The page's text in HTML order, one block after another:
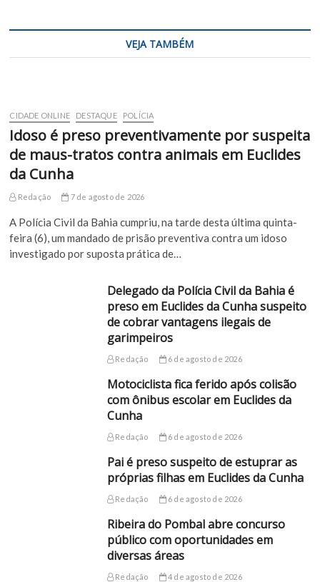
VEJA TAMBÉM
CIDADE ONLINE DESTAQUE POLÍCIA
Idoso é preso preventivamente por suspeita
de maus-tratos contra animais em Euclides
da Cunha
Redação 7 de agosto de 2026
A Polícia Civil da Bahia cumpriu, na tarde desta última quinta-
feira (6), um mandado de prisão preventiva contra um idoso
investigado por suposta prática de…
Delegado da Polícia Civil da Bahia é
preso em Euclides da Cunha suspeito
de cobrar vantagens ilegais de
garimpeiros
Redação 6 de agosto de 2026
Motociclista fica ferido após colisão
com ônibus escolar em Euclides da
Cunha
Redação 6 de agosto de 2026
Pai é preso suspeito de estuprar as
próprias filhas em Euclides da Cunha
Redação 6 de agosto de 2026
Ribeira do Pombal abre concurso
público com oportunidades em
diversas áreas
Redação 4 de agosto de 2026